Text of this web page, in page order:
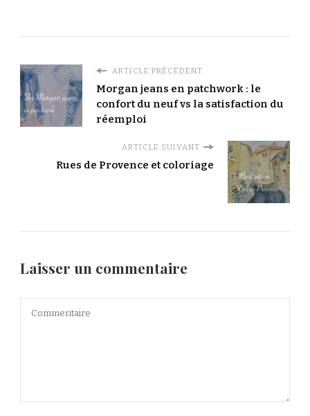
ARTICLE PRÉCÉDENT
Morgan jeans en patchwork : le
confort du neuf vs la satisfaction du
réemploi
ARTICLE SUIVANT
Rues de Provence et coloriage
Laisser un commentaire